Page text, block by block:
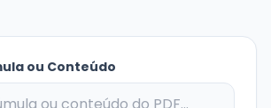
ou Conteúdo